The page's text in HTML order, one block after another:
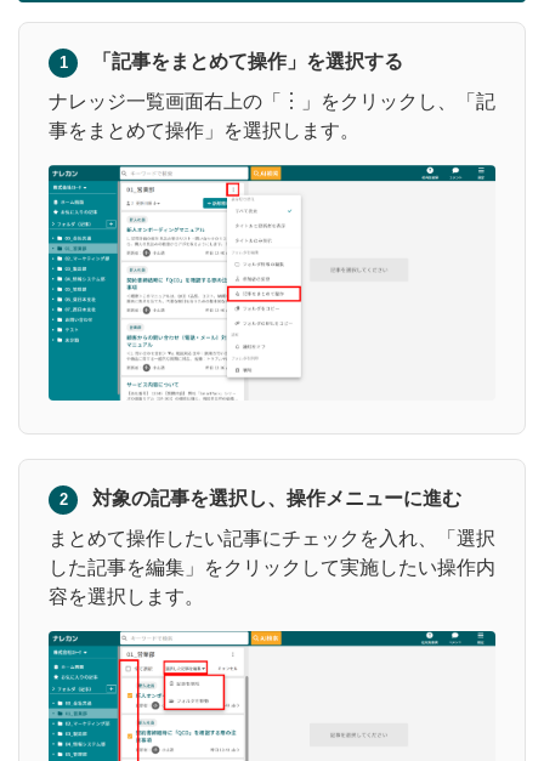
1
「記事をまとめて操作」を選択する
ナレッジ一覧画面右上の「︙」をクリックし、「記
事をまとめて操作」を選択します。
2
対象の記事を選択し、操作メニューに進む
まとめて操作したい記事にチェックを入れ、「選択
した記事を編集」をクリックして実施したい操作内
容を選択します。